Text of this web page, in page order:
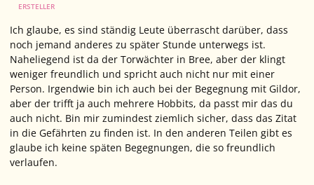
ERSTELLER
Ich glaube, es sind ständig Leute überrascht darüber, dass
noch jemand anderes zu später Stunde unterwegs ist.
Naheliegend ist da der Torwächter in Bree, aber der klingt
weniger freundlich und spricht auch nicht nur mit einer
Person. Irgendwie bin ich auch bei der Begegnung mit Gildor,
aber der trifft ja auch mehrere Hobbits, da passt mir das du
auch nicht. Bin mir zumindest ziemlich sicher, dass das Zitat
in die Gefährten zu finden ist. In den anderen Teilen gibt es
glaube ich keine späten Begegnungen, die so freundlich
verlaufen.